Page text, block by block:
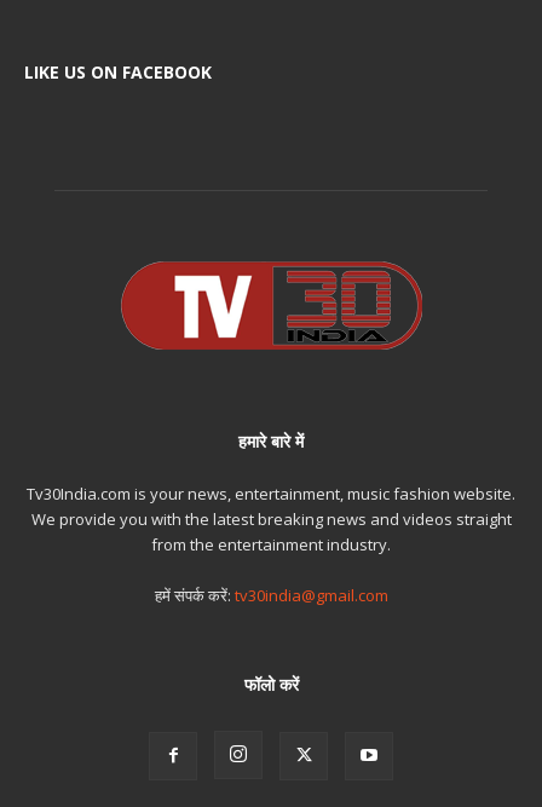
LIKE US ON FACEBOOK
हमारे बारे में
Tv30India.com is your news, entertainment, music fashion website.
We provide you with the latest breaking news and videos straight
from the entertainment industry.
हमें संपर्क करें: tv30india@gmail.com
फॉलो करें